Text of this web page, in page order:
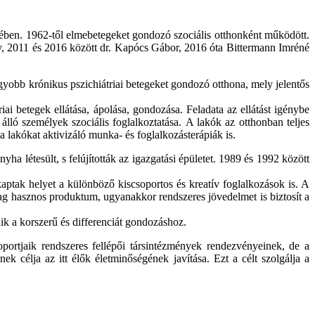
1962-től elmebetegeket gondozó szociális otthonként működött.
és 2016 között dr. Kapócs Gábor, 2016 óta Bittermann Imréné
krónikus pszichiátriai betegeket gondozó otthona, mely jelentős
betegek ellátása, ápolása, gondozása. Feladata az ellátást igénybe
személyek szociális foglalkoztatása. A lakók az otthonban teljes
lakókat aktivizáló munka- és foglalkozásterápiák is.
létesült, s felújították az igazgatási épületet. 1989 és 1992 között
helyet a különböző kiscsoportos és kreatív foglalkozások is. A
hasznos produktum, ugyanakkor rendszeres jövedelmet is biztosít a
a korszerű és differenciát gondozáshoz.
rendszeres fellépői társintézmények rendezvényeinek, de a
célja az itt élők életminőségének javítása. Ezt a célt szolgálja a